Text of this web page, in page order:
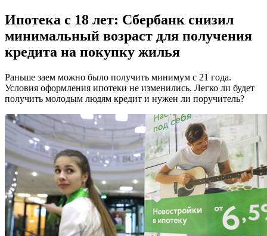
Ипотека с 18 лет: Сбербанк снизил
минимальный возраст для получения
кредита на покупку жилья
Раньше заем можно было получить минимум с 21 года.
Условия оформления ипотеки не изменились. Легко ли будет
получить молодым людям кредит и нужен ли поручитель?